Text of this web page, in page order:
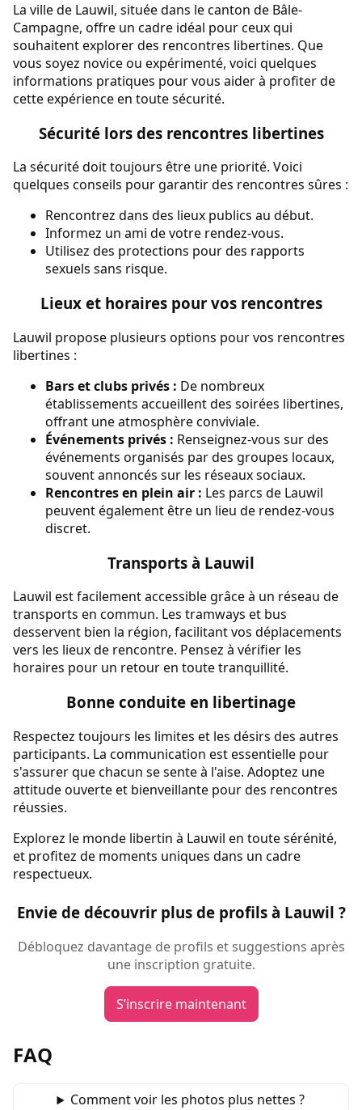
La ville de Lauwil, située dans le canton de Bâle-
Campagne, offre un cadre idéal pour ceux qui
souhaitent explorer des rencontres libertines. Que
vous soyez novice ou expérimenté, voici quelques
informations pratiques pour vous aider à profiter de
cette expérience en toute sécurité.
Sécurité lors des rencontres libertines
La sécurité doit toujours être une priorité. Voici
quelques conseils pour garantir des rencontres sûres :
Rencontrez dans des lieux publics au début.
Informez un ami de votre rendez-vous.
Utilisez des protections pour des rapports
sexuels sans risque.
Lieux et horaires pour vos rencontres
Lauwil propose plusieurs options pour vos rencontres
libertines :
Bars et clubs privés : De nombreux
établissements accueillent des soirées libertines,
offrant une atmosphère conviviale.
Événements privés : Renseignez-vous sur des
événements organisés par des groupes locaux,
souvent annoncés sur les réseaux sociaux.
Rencontres en plein air : Les parcs de Lauwil
peuvent également être un lieu de rendez-vous
discret.
Transports à Lauwil
Lauwil est facilement accessible grâce à un réseau de
transports en commun. Les tramways et bus
desservent bien la région, facilitant vos déplacements
vers les lieux de rencontre. Pensez à vérifier les
horaires pour un retour en toute tranquillité.
Bonne conduite en libertinage
Respectez toujours les limites et les désirs des autres
participants. La communication est essentielle pour
s'assurer que chacun se sente à l'aise. Adoptez une
attitude ouverte et bienveillante pour des rencontres
réussies.
Explorez le monde libertin à Lauwil en toute sérénité,
et profitez de moments uniques dans un cadre
respectueux.
Envie de découvrir plus de profils à Lauwil ?
Débloquez davantage de profils et suggestions après
une inscription gratuite.
S’inscrire maintenant
FAQ
Comment voir les photos plus nettes ?